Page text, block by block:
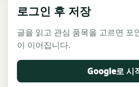
로그인 후 저장
글을 읽고 관심 품목을 고르면 포
이 이어집니다.
Google로 시